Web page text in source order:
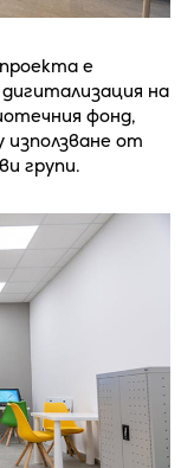
е
на
фонд,
от
групи.